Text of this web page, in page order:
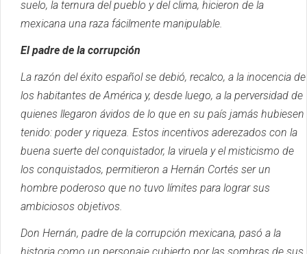
suelo, la ternura del pueblo y del clima, hicieron de la
mexicana una raza fácilmente manipulable.
El padre de la corrupción
La razón del éxito español se debió, recalco, a la inocencia de
los habitantes de América y, desde luego, a la perversidad de
quienes llegaron ávidos de lo que en su país jamás hubiesen
tenido: poder y riqueza. Estos incentivos aderezados con la
buena suerte del conquistador, la viruela y el misticismo de
los conquistados, permitieron a Hernán Cortés ser un
hombre poderoso que no tuvo límites para lograr sus
ambiciosos objetivos.
Don Hernán, padre de la corrupción mexicana, pasó a la
historia como un personaje cubierto por las sombras de sus